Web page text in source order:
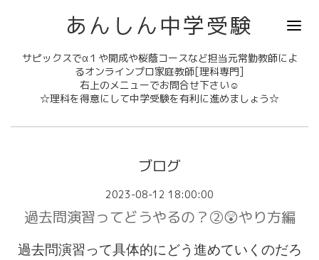
あんしん中学受験
サピックスでα１や開成や桜蔭コースなど担当元常勤教師によ
るオンラインプロ家庭教師[理科専門]
右上のメニューでお問合せ下さい☺
☆理科を得意にして中学受験を有利に進めましょう☆
ブログ
2023-08-12 18:00:00
過去問演習ってどうやるの？②😲やり方編
過去問演習って具体的にどう進めていくのだろ